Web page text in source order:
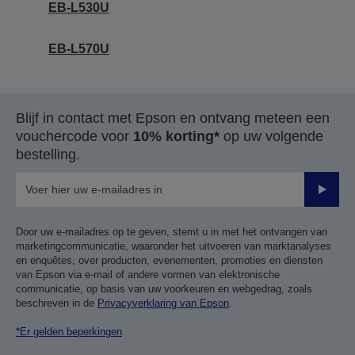
EB-L530U
EB-L570U
Blijf in contact met Epson en ontvang meteen een
vouchercode voor 10% korting* op uw volgende
bestelling.
Door uw e-mailadres op te geven, stemt u in met het ontvangen van
marketingcommunicatie, waaronder het uitvoeren van marktanalyses
en enquêtes, over producten, evenementen, promoties en diensten
van Epson via e-mail of andere vormen van elektronische
communicatie, op basis van uw voorkeuren en webgedrag, zoals
beschreven in de Privacyverklaring van Epson.
*Er gelden beperkingen